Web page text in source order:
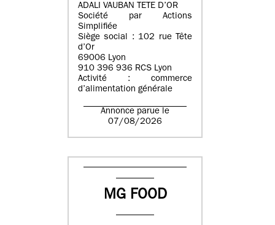
ADALI VAUBAN TETE D’OR
Société par Actions
Simplifiée
Siège social : 102 rue Tête
d’Or
69006 Lyon
910 396 936 RCS Lyon
Activité : commerce
d’alimentation générale
Annonce parue le
07/08/2026
MG FOOD